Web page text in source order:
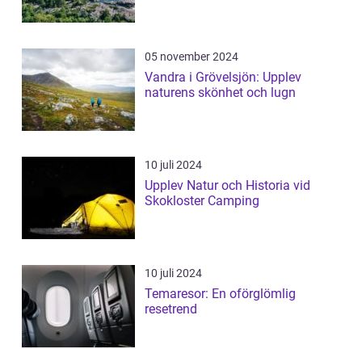
05 november 2024
Vandra i Grövelsjön: Upplev
naturens skönhet och lugn
10 juli 2024
Upplev Natur och Historia vid
Skokloster Camping
10 juli 2024
Temaresor: En oförglömlig
resetrend